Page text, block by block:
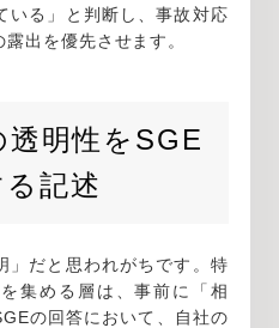
いる」と判断し、事故対応
出を優先させます。
明性をSGE
記述
」だと思われがちです。特
集める層は、事前に「相
の回答において、自社の